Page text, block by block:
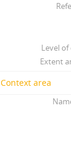
Level
Extent
Context area